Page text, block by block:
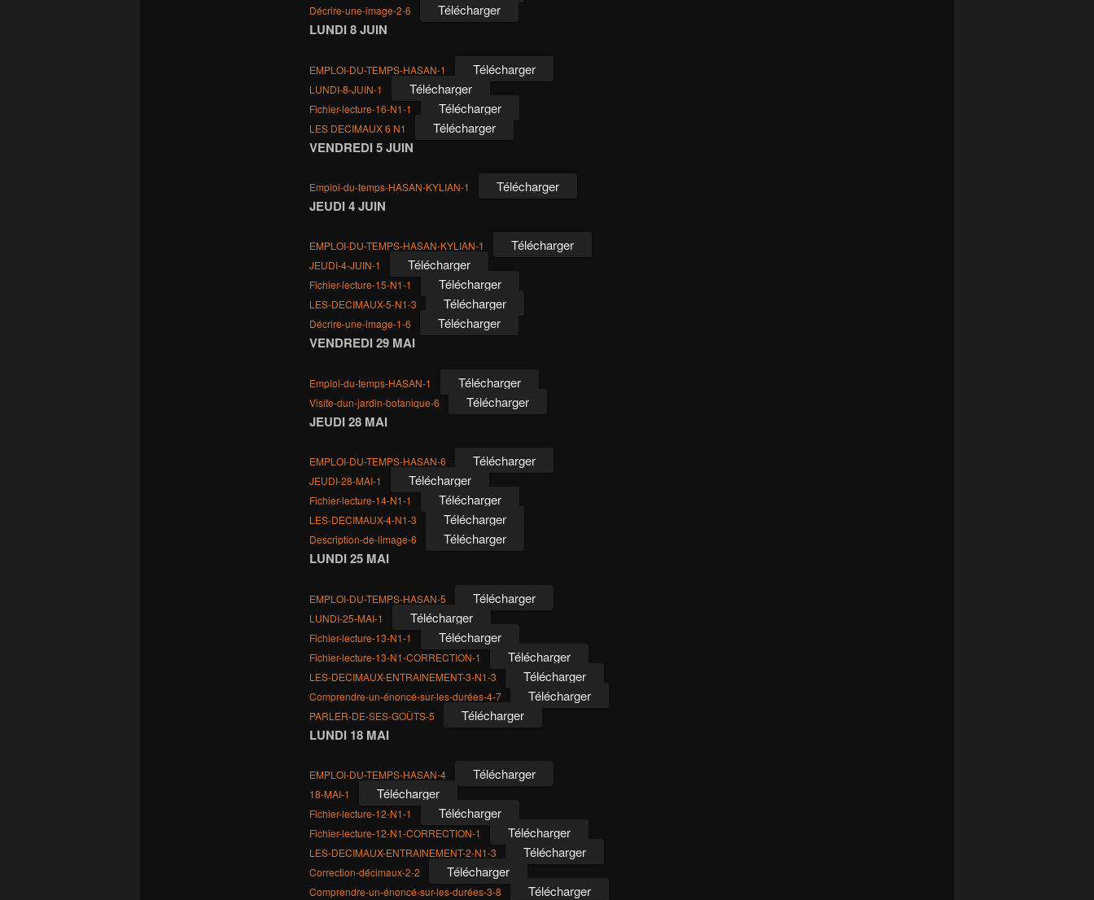
Décrire-une-image-2-6 Télécharger
LUNDI 8 JUIN
EMPLOI-DU-TEMPS-HASAN-1 Télécharger
LUNDI-8-JUIN-1 Télécharger
Fichier-lecture-16-N1-1 Télécharger
LES DECIMAUX 6 N1 Télécharger
VENDREDI 5 JUIN
Emploi-du-temps-HASAN-KYLIAN-1 Télécharger
JEUDI 4 JUIN
EMPLOI-DU-TEMPS-HASAN-KYLIAN-1 Télécharger
JEUDI-4-JUIN-1 Télécharger
Fichier-lecture-15-N1-1 Télécharger
LES-DECIMAUX-5-N1-3 Télécharger
Décrire-une-image-1-6 Télécharger
VENDREDI 29 MAI
Emploi-du-temps-HASAN-1 Télécharger
Visite-dun-jardin-botanique-6 Télécharger
JEUDI 28 MAI
EMPLOI-DU-TEMPS-HASAN-6 Télécharger
JEUDI-28-MAI-1 Télécharger
Fichier-lecture-14-N1-1 Télécharger
LES-DECIMAUX-4-N1-3 Télécharger
Description-de-limage-6 Télécharger
LUNDI 25 MAI
EMPLOI-DU-TEMPS-HASAN-5 Télécharger
LUNDI-25-MAI-1 Télécharger
Fichier-lecture-13-N1-1 Télécharger
Fichier-lecture-13-N1-CORRECTION-1 Télécharger
LES-DECIMAUX-ENTRAINEMENT-3-N1-3 Télécharger
Comprendre-un-énoncé-sur-les-durées-4-7 Télécharger
PARLER-DE-SES-GOÛTS-5 Télécharger
LUNDI 18 MAI
EMPLOI-DU-TEMPS-HASAN-4 Télécharger
18-MAI-1 Télécharger
Fichier-lecture-12-N1-1 Télécharger
Fichier-lecture-12-N1-CORRECTION-1 Télécharger
LES-DECIMAUX-ENTRAINEMENT-2-N1-3 Télécharger
Correction-décimaux-2-2 Télécharger
Comprendre-un-énoncé-sur-les-durées-3-8 Télécharger